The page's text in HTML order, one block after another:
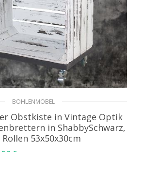
BOHLENMÖBEL
Obstkiste in Vintage Optik
in ShabbySchwarz,
53x50x30cm
€